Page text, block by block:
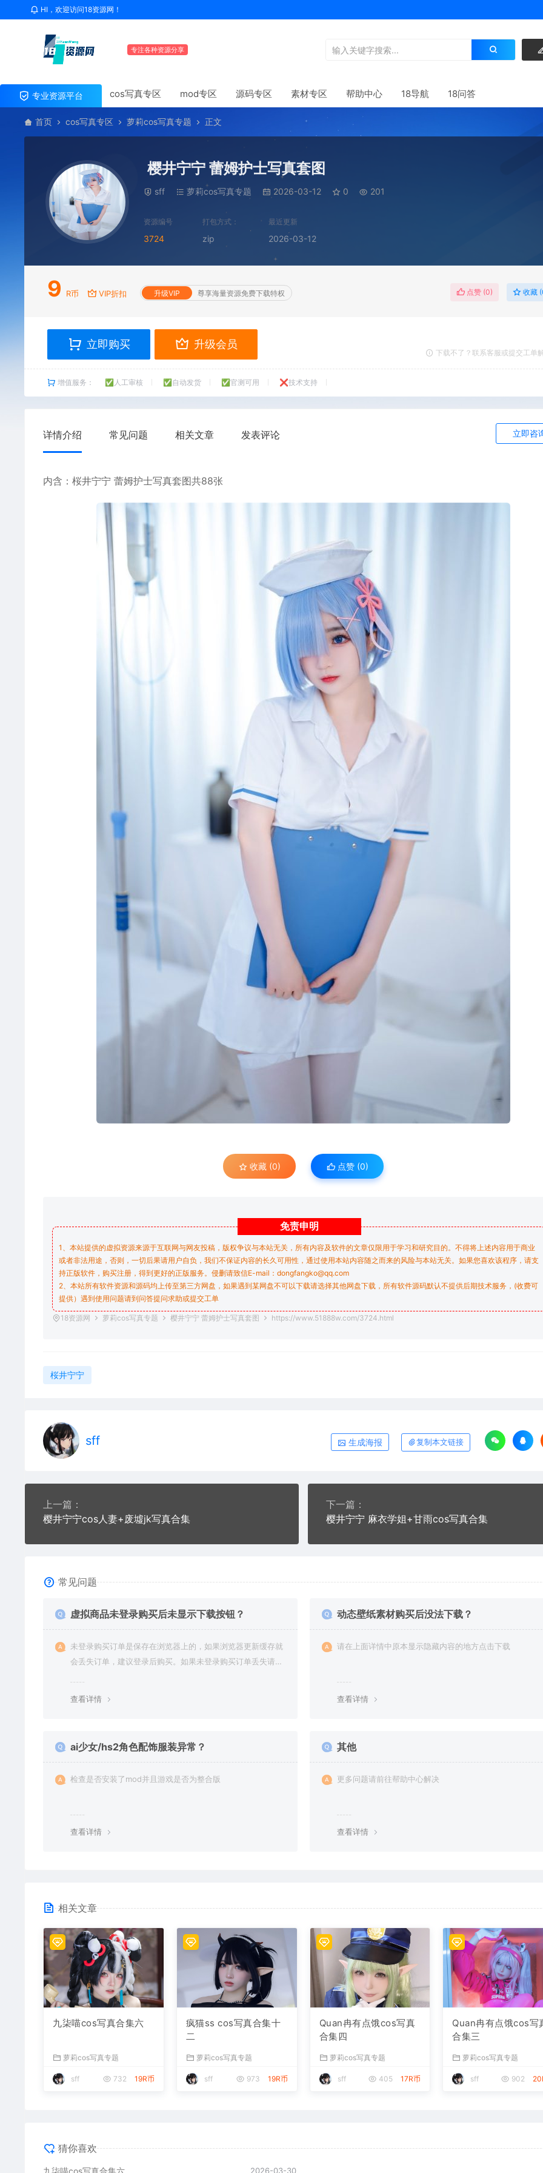
HI，欢迎访问18资源网！
专注各种资源分享
专业资源平台 cos写真专区 mod专区 源码专区 素材专区 帮助中心 18导航 18问答
首页 cos写真专区 萝莉cos写真专题 正文
樱井宁宁 蕾姆护士写真套图
sff 萝莉cos写真专题 2026-03-12 0 201
资源编号
3724
打包方式：
zip
最近更新
2026-03-12
9 R币 VIP折扣 升级VIP 尊享海量资源免费下载特权 点赞 (0) 收藏
立即购买 升级会员
下载不了？联系客服或提交工单
增值服务： ✅人工审核 ✅自动发货 ✅官测可用 ❌技术支持
详情介绍 常见问题 相关文章 发表评论 立即咨
内含： 桜井宁宁 蕾姆护士写真套图共88张
收藏 (0) 点赞 (0)
免责申明
1、本站提供的虚拟资源来源于互联网与网友投稿，版权争议与本站无关，所有内容及软件的文章仅限用于学习和研究目的。不得将上述内容用于商业
或者非法用途，否则，一切后果请用户自负，我们不保证内容的长久可用性，通过使用本站内容随之而来的风险与本站无关。如果您喜欢该程序，请支
持正版软件，购买注册，得到更好的正版服务。侵删请致信E-mail：dongfangko@qq.com
2、本站所有软件资源和源码均上传至第三方网盘，如果遇到某网盘不可以下载请选择其他网盘下载，所有软件源码默认不提供后期技术服务，(收费可
提供）遇到使用问题请到问答提问求助或提交工单
18资源网 萝莉cos写真专题 樱井宁宁 蕾姆护士写真套图 https://www.51888w.com/3724.html
桜井宁宁
sff 生成海报 复制本文链接
上一篇：
樱井宁宁cos人妻+废墟jk写真合集
下一篇：
樱井宁宁 麻衣学姐+甘雨cos写真合集
常见问题
虚拟商品未登录购买后未显示下载按钮？
未登录购买订单是保存在浏览器上的，如果浏览器更新缓存就
会丢失订单，建议登录后购买。如果未登录购买订单丢失请提
查看详情
动态壁纸素材购买后没法下载？
请在上面详情中原本显示隐藏内容的地方点击下载
查看详情
ai少女/hs2角色配饰服装异常？
检查是否安装了mod并且游戏是否为整合版
查看详情
其他
更多问题请前往帮助中心解决
查看详情
相关文章
九柒喵cos写真合集六
萝莉cos写真专题
sff 732 19R币
疯猫ss cos写真合集十
二
萝莉cos写真专题
sff 973 19R币
Quan冉有点饿cos写真
合集四
萝莉cos写真专题
sff 405 17R币
Quan冉有点饿cos写
合集三
萝莉cos写真专题
sff 902
猜你喜欢
九柒喵cos写真合集六 2026-03-30